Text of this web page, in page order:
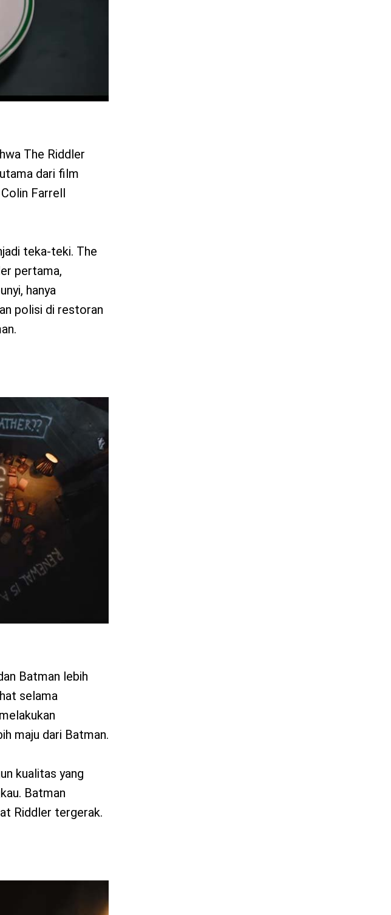
The Riddler
dari film
Farrell
teka-teki. The
pertama,
hanya
polisi di restoran
Batman lebih
selama
maju dari Batman.
kualitas yang
Batman
Riddler tergerak.